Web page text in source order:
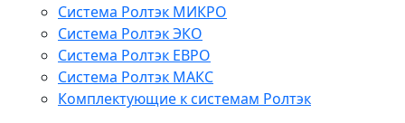
Система Ролтэк МИКРО
Система Ролтэк ЭКО
Система Ролтэк ЕВРО
Система Ролтэк МАКС
Комплектующие к системам Ролтэк